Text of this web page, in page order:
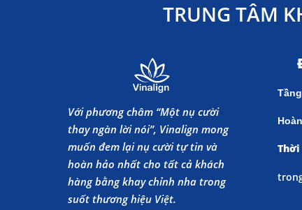
TRUNG TÂM
Với phương châm “Một nụ cười
thay ngàn lời nói”, Vinalign mong
muốn đem lại nụ cười tự tin và
hoàn hảo nhất cho tất cả khách
hàng bằng khay chỉnh nha trong
suốt thương hiệu Việt.